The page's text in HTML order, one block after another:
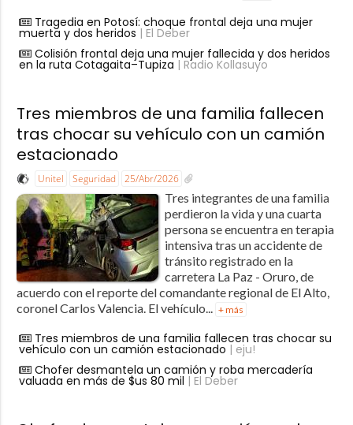
Tragedia en Potosí: choque frontal deja una mujer
muerta y dos heridos | El Deber
Colisión frontal deja una mujer fallecida y dos heridos
en la ruta Cotagaita–Tupiza | Radio Kollasuyo
Tres miembros de una familia fallecen
tras chocar su vehículo con un camión
estacionado
Unitel Seguridad 25/Abr/2026
Tres integrantes de una familia
perdieron la vida y una cuarta
persona se encuentra en terapia
intensiva tras un accidente de
tránsito registrado en la
carretera La Paz - Oruro, de
acuerdo con el reporte del comandante regional de El Alto,
coronel Carlos Valencia. El vehículo...
+ más
Tres miembros de una familia fallecen tras chocar su
vehículo con un camión estacionado | eju!
Chofer desmantela un camión y roba mercadería
valuada en más de $us 80 mil | El Deber